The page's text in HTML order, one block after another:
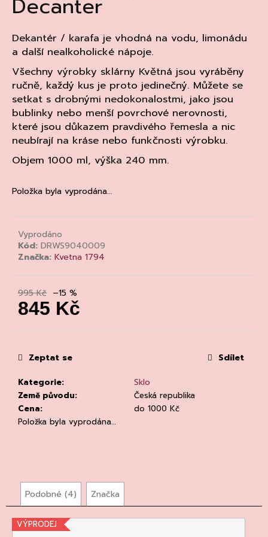
Decanter
Dekantér / karafa je vhodná na vodu, limonádu
a další nealkoholické nápoje.
Všechny výrobky sklárny Květná jsou vyráběny
ručně, každý kus je proto jedinečný. Můžete se
setkat s drobnými nedokonalostmi, jako jsou
bublinky nebo menší povrchové nerovnosti,
které jsou důkazem pravdivého řemesla a nic
neubírají na kráse nebo funkčnosti výrobku.
Objem 1000 ml, výška 240 mm.
Položka byla vyprodána…
Vyprodáno
Kód: DRWS9040009
Značka: Kvetna 1794
995 Kč –15 %
845 Kč
cena:
Kategorie:
Sklo
Země původu:
Česká republika
Cena:
do 1000 Kč
Položka byla vyprodána…
Zeptat se Sdílet
Podobné (4) Značka
VÝPRODEJ
a
j
í
t
?
HLEDAT
D
p
o
č
e
e
BUSINNES
CLEAR
94
Kč
Původně: